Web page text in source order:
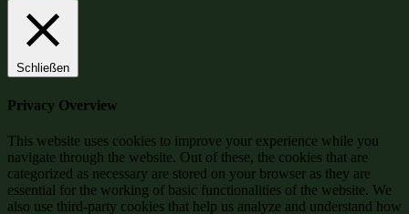
Schließen
Privacy Overview
This website uses cookies to improve your experience while you
navigate through the website. Out of these, the cookies that are
categorized as necessary are stored on your browser as they are
essential for the working of basic functionalities of the website. We
also use third-party cookies that help us analyze and understand how